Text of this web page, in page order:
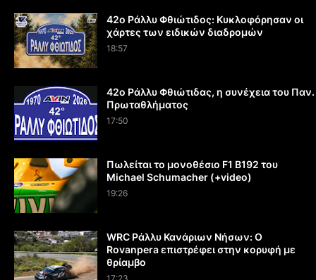
42ο Ράλλυ Φθιώτιδος: Κυκλοφόρησαν οι
χάρτες των ειδικών διαδρομών
18:57
42ο Ράλλυ Φθιώτιδας, η συνέχεια του Παν.
Πρωταθλήματος
17:50
Πωλείται το μονοθέσιο F1 B192 του
Michael Schumacher (+video)
19:26
WRC Ράλλυ Κανάριων Νήσων: O
Rovanpera επιστρέφει στην κορυφή με
θρίαμβο